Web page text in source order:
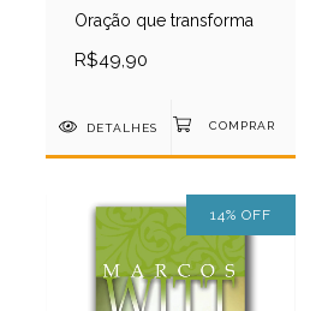
Oração que transforma
R$49,90
DETALHES
14% OFF